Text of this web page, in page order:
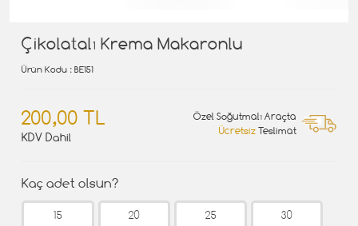
Çikolatalı Krema Makaronlu
Ürün Kodu : BE151
200,00 TL
KDV Dahil
Özel Soğutmalı Araçta
Ücretsiz Teslimat
Kaç adet olsun?
15
20
25
30